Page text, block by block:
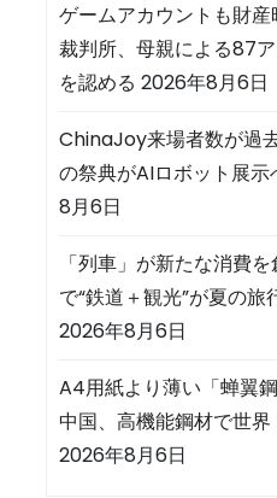
ゲームアカウントも財
裁判所、母親による87
を認める 2026年8月6日
ChinaJoy来場者数が過
の祭典がAIロボット展示
8月6日
「列車」が新たな消費
で“鉄道＋観光”が夏の旅
2026年8月6日
A4用紙より薄い「蝉翼
中国、高機能鋼材で世
2026年8月6日